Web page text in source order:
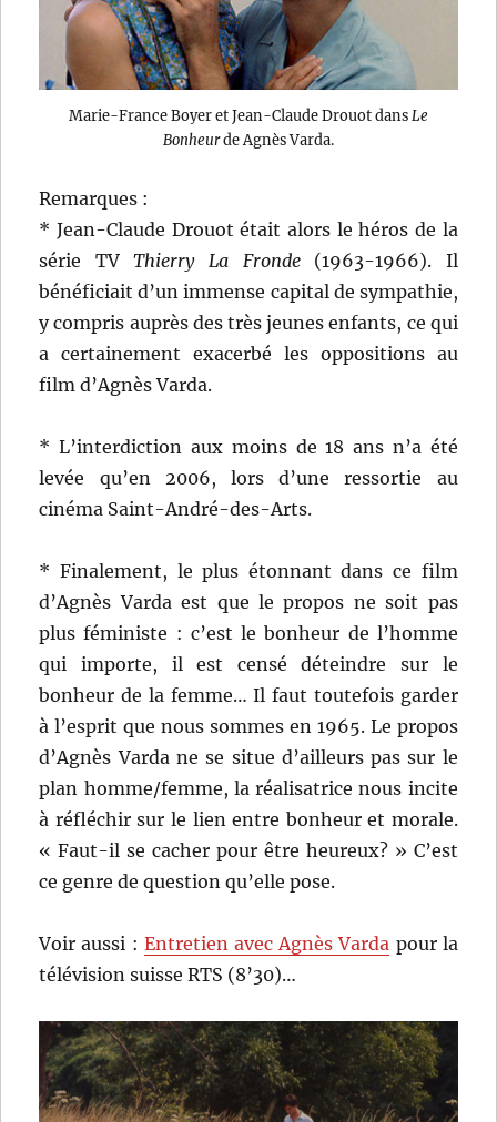
Marie-France Boyer et Jean-Claude Drouot dansLe
Bonheurde Agnès Varda.
Remarques :
* Jean-Claude Drouot était alors le héros de la
série TVThierry La Fronde(1963-1966). Il
bénéficiait d’un immense capital de sympathie,
y compris auprès des très jeunes enfants, ce qui
a certainement exacerbé les oppositions au
film d’Agnès Varda.
* L’interdiction aux moins de 18 ans n’a été
levée qu’en 2006, lors d’une ressortie au
cinéma Saint-André-des-Arts.
* Finalement, le plus étonnant dans ce film
d’Agnès Varda est que le propos ne soit pas
plus féministe : c’est le bonheur de l’homme
qui importe, il est censé déteindre sur le
bonheur de la femme… Il faut toutefois garder
à l’esprit que nous sommes en 1965. Le propos
d’Agnès Varda ne se situe d’ailleurs pas sur le
plan homme/femme, la réalisatrice nous incite
à réfléchir sur le lien entre bonheur et morale.
« Faut-il se cacher pour être heureux? » C’est
ce genre de question qu’elle pose.
Voir aussi : Entretien avec Agnès Varda pour la
télévision suisse RTS (8’30)…